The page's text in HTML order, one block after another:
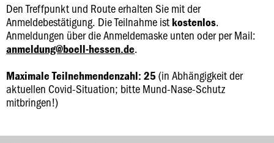
Den Treffpunkt und Route erhalten Sie mit der
Anmeldebestätigung. Die Teilnahme ist kostenlos.
Anmeldungen über die Anmeldemaske unten oder per Mail:
anmeldung@boell-hessen.de.
Maximale Teilnehmendenzahl: 25 (in Abhängigkeit der
aktuellen Covid-Situation; bitte Mund-Nase-Schutz
mitbringen!)